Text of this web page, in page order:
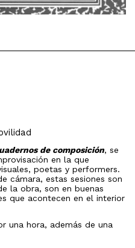
de composición, se
en la que
poetas y performers.
cámara, estas sesiones son
la obra, son en buenas
que acontecen en el interior
una hora, además de una